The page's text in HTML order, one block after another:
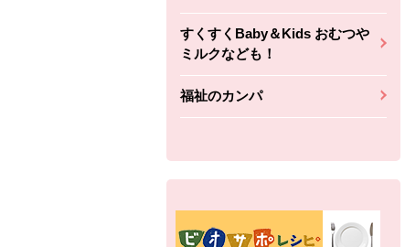
すくすくBaby＆Kids おむつや
ミルクなども！
福祉のカンパ